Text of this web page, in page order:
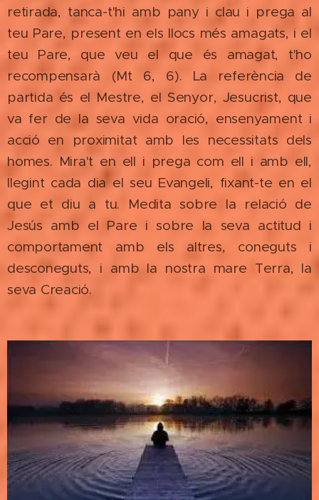
retirada, tanca-t'hi amb pany i clau i prega al
teu Pare, present en els llocs més amagats, i el
teu Pare, que veu el que és amagat, t'ho
recompensarà (Mt 6, 6). La referència de
partida és el Mestre, el Senyor, Jesucrist, que
va fer de la seva vida oració, ensenyament i
acció en proximitat amb les necessitats dels
homes. Mira't en ell i prega com ell i amb ell,
llegint cada dia el seu Evangeli, fixant-te en el
que et diu a tu. Medita sobre la relació de
Jesús amb el Pare i sobre la seva actitud i
comportament amb els altres, coneguts i
desconeguts, i amb la nostra mare Terra, la
seva Creació.